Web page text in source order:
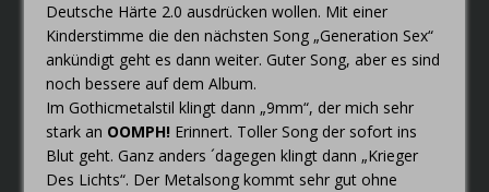
Deutsche Härte 2.0 ausdrücken wollen. Mit einer
Kinderstimme die den nächsten Song „Generation Sex“
ankündigt geht es dann weiter. Guter Song, aber es sind
noch bessere auf dem Album.
Im Gothicmetalstil klingt dann „9mm“, der mich sehr
stark an OOMPH! Erinnert. Toller Song der sofort ins
Blut geht. Ganz anders ´dagegen klingt dann „Krieger
Des Lichts“. Der Metalsong kommt sehr gut ohne